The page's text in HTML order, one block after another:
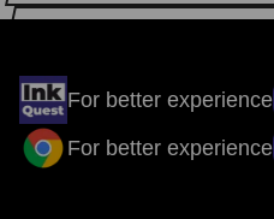
For better experience
For better experience
अन्य समाचार